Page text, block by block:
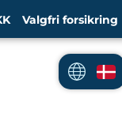
Valgfri forsikring